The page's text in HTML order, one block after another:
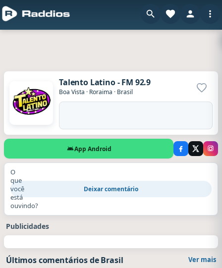
Talento Latino - FM 92.9
Boa Vista · Roraima · Brasil
App Android
O
que
você
está
ouvindo?
Deixar comentário
Publicidades
Últimos comentários de Brasil Ver mais